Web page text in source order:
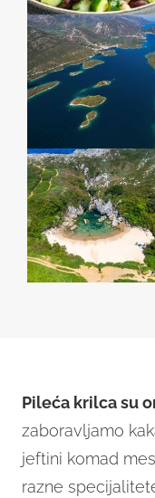
Pileća krilca su
zaboravljamo
jeftini komad
razne